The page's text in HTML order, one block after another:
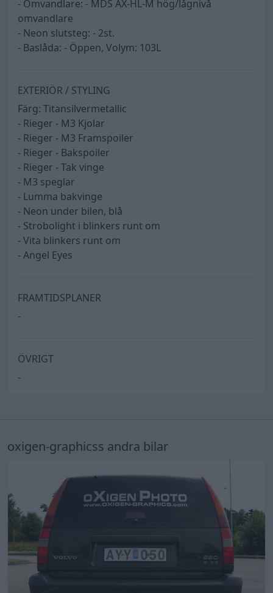
- Omvandlare: - MDS AX-HL-M hög/lågnivå
omvandlare
- Neon slutsteg: - 2st.
- Baslåda: - Öppen, Volym: 103L
EXTERIÖR / STYLING
Färg: Titansilvermetallic
- Rieger - M3 Kjolar
- Rieger - M3 Framspoiler
- Rieger - Bakspoiler
- Rieger - Tak vinge
- M3 speglar
- Lumma bakvinge
- Neon under bilen, blå
- Strobolight i blinkers runt om
- Vita blinkers runt om
- Angel Eyes
FRAMTIDSPLANER
-
ÖVRIGT
-
oxigen-graphicss andra bilar